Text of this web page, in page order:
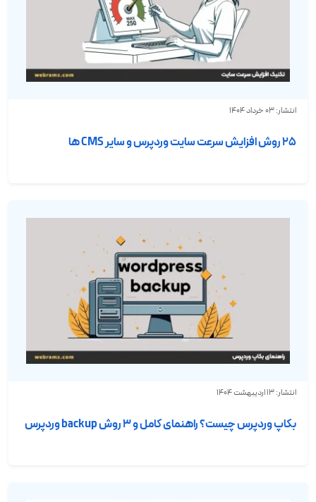
انتشار: 03 خرداد 1404
25 روش افزایش سرعت سایت وردپرس و سایر CMS ها
انتشار: 13 اردیبهشت 1404
بکاپ وردپرس چیست؟ راهنمای کامل و ۳ روش backup وردپرس